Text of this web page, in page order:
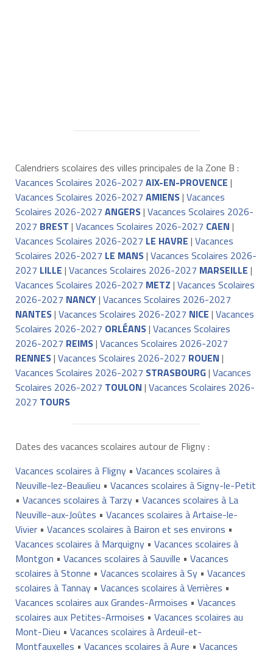
Calendriers scolaires des villes principales de la Zone B :
Vacances Scolaires 2026-2027 AIX-EN-PROVENCE |
Vacances Scolaires 2026-2027 AMIENS| Vacances
Scolaires 2026-2027 ANGERS| Vacances Scolaires 2026-
2027 BREST | Vacances Scolaires 2026-2027 CAEN |
Vacances Scolaires 2026-2027 LE HAVRE | Vacances
Scolaires 2026-2027 LE MANS| Vacances Scolaires 2026-
2027 LILLE | Vacances Scolaires 2026-2027 MARSEILLE |
Vacances Scolaires 2026-2027 METZ | Vacances Scolaires
2026-2027 NANCY| Vacances Scolaires 2026-2027
NANTES| Vacances Scolaires 2026-2027 NICE | Vacances
Scolaires 2026-2027 ORLÉANS| Vacances Scolaires
2026-2027 REIMS| Vacances Scolaires 2026-2027
RENNES| Vacances Scolaires 2026-2027 ROUEN |
Vacances Scolaires 2026-2027 STRASBOURG| Vacances
Scolaires 2026-2027 TOULON | Vacances Scolaires 2026-
2027 TOURS
Dates des vacances scolaires autour de Fligny :
Vacances scolaires à Fligny• Vacances scolaires à
Neuville-lez-Beaulieu • Vacances scolaires à Signy-le-Petit
• Vacances scolaires à Tarzy• Vacances scolaires à La
Neuville-aux-Joûtes • Vacances scolaires à Artaise-le-
Vivier• Vacances scolaires à Bairon et ses environs •
Vacances scolaires à Marquigny• Vacances scolaires à
Montgon • Vacances scolaires à Sauville • Vacances
scolaires à Stonne • Vacances scolaires à Sy• Vacances
scolaires à Tannay• Vacances scolaires à Verrières •
Vacances scolaires aux Grandes-Armoises • Vacances
scolaires aux Petites-Armoises • Vacances scolaires au
Mont-Dieu • Vacances scolaires à Ardeuil-et-
Montfauxelles • Vacances scolaires à Aure • Vacances